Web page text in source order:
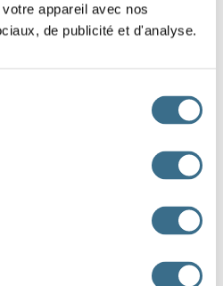
appareil avec nos
de publicité et d'analyse.
professeur qu'il est malade.
tu n’en
de l'adjectif "lourd" :